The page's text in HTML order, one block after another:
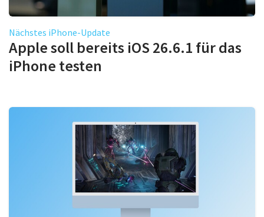
Nächstes iPhone-Update
Apple soll bereits iOS 26.6.1 für das
iPhone testen